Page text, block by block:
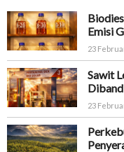
Emisi
23
Sawit
23